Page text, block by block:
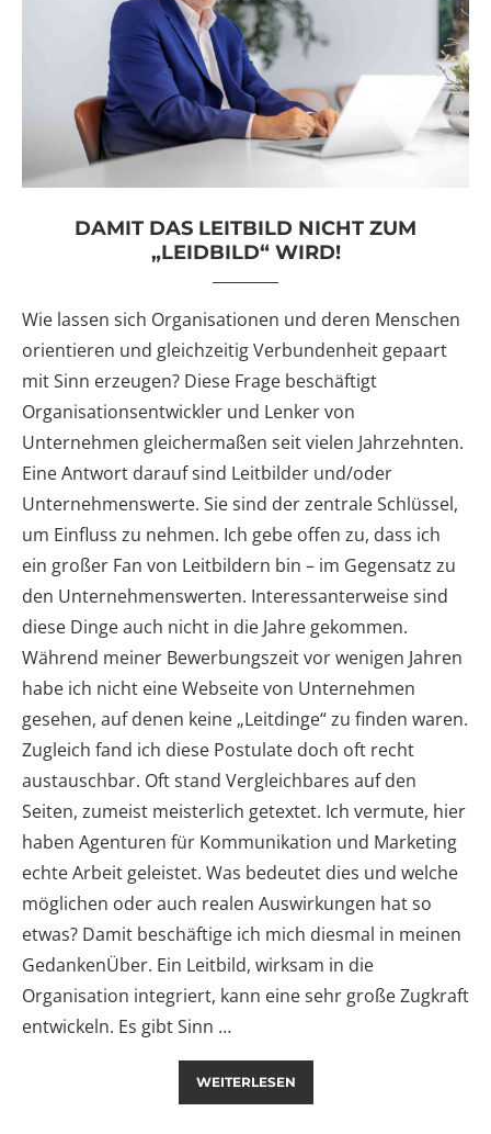
DAMIT DAS LEITBILD NICHT ZUM
„LEIDBILD“ WIRD!
Wie lassen sich Organisationen und deren Menschen
orientieren und gleichzeitig Verbundenheit gepaart
mit Sinn erzeugen? Diese Frage beschäftigt
Organisationsentwickler und Lenker von
Unternehmen gleichermaßen seit vielen Jahrzehnten.
Eine Antwort darauf sind Leitbilder und/oder
Unternehmenswerte. Sie sind der zentrale Schlüssel,
um Einfluss zu nehmen. Ich gebe offen zu, dass ich
ein großer Fan von Leitbildern bin – im Gegensatz zu
den Unternehmenswerten. Interessanterweise sind
diese Dinge auch nicht in die Jahre gekommen.
Während meiner Bewerbungszeit vor wenigen Jahren
habe ich nicht eine Webseite von Unternehmen
gesehen, auf denen keine „Leitdinge“ zu finden waren.
Zugleich fand ich diese Postulate doch oft recht
austauschbar. Oft stand Vergleichbares auf den
Seiten, zumeist meisterlich getextet. Ich vermute, hier
haben Agenturen für Kommunikation und Marketing
echte Arbeit geleistet. Was bedeutet dies und welche
möglichen oder auch realen Auswirkungen hat so
etwas? Damit beschäftige ich mich diesmal in meinen
GedankenÜber. Ein Leitbild, wirksam in die
Organisation integriert, kann eine sehr große Zugkraft
entwickeln. Es gibt Sinn …
WEITERLESEN